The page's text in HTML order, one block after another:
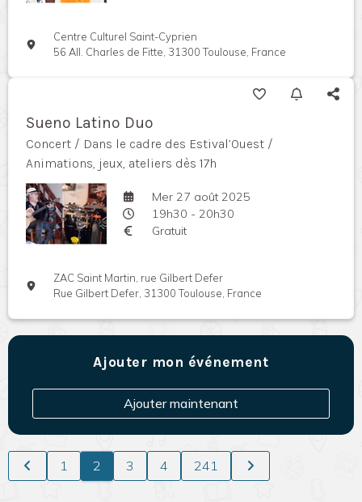
Centre Culturel Saint-Cyprien
56 All. Charles de Fitte, 31300 Toulouse, France
Sueno Latino Duo
Concert / Dans le cadre des Estival’Ouest /
Animations, jeux, ateliers dès 17h
Mer 27 août 2025
19h30 - 20h30
Gratuit
ZAC Saint Martin, rue Gilbert Defer
Rue Gilbert Defer, 31300 Toulouse, France
Ajouter mon événement
Ajouter maintenant
1 2 3 4 241